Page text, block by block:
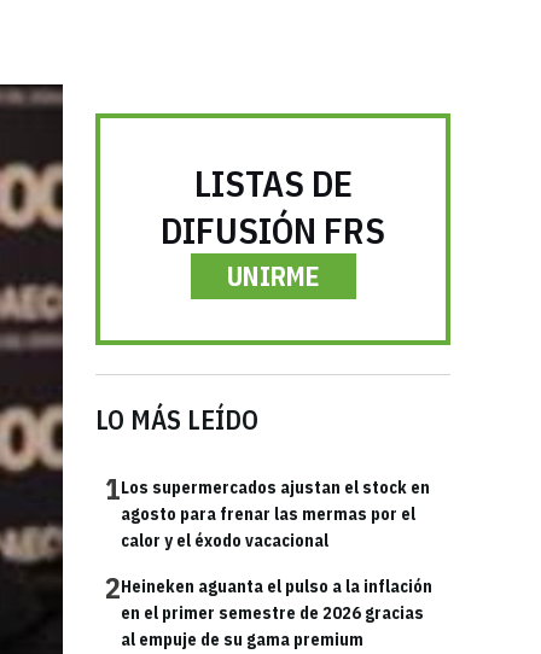
LISTAS DE
DIFUSIÓN FRS
UNIRME
LO MÁS LEÍDO
1Los supermercados ajustan el stock en
agosto para frenar las mermas por el
calor y el éxodo vacacional
2Heineken aguanta el pulso a la inflación
en el primer semestre de 2026 gracias
al empuje de su gama premium